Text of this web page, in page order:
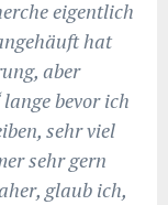
eigentlich
hat
aber
bevor ich
sehr viel
sehr gern
glaub ich,